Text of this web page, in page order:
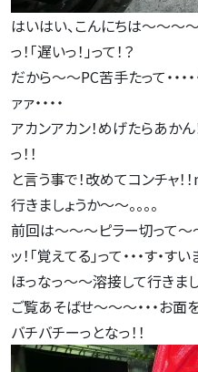
はいはい、こんにちは～～～
っ！｢遅いっ！」って！？
だから～～PC苦手たって・・・・・
ァァ・・・・
アカンアカン！めげたらあかん
っ！！
と言う事で！改めてコンチャ！
行きましょうか～～。。。。
前回は～～～ピラー切って
ッ！｢覚えてる｣って・・・す・すい
ほっなっ～～溶接して行きまし
ご覧あそばせ～～～・・・お
バチバチーっとなっ！！